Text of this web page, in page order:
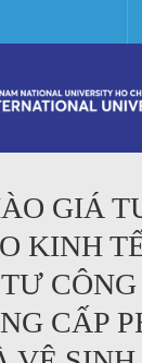
GIÁ
KINH
CẤP